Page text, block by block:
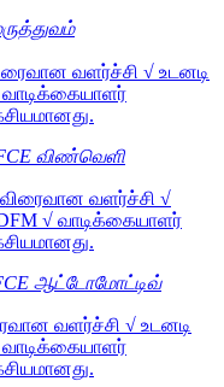
வளர்ச்சி √ உடனடி
விண்வெளி
வளர்ச்சி √
√ வாடிக்கையாளர்
ஆட்டோமோட்டிவ்
வளர்ச்சி √ உடனடி